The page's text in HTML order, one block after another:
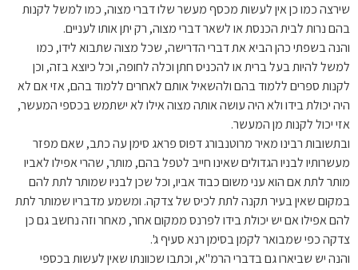
שירצה כמו כן אין לעשות מכסף מעשר שלו דברי מצוה, כמו למשל לקנות
בהם נרות לבית הכנסת או לשאר דברי מצוה, רק יתן אותו לעניים.
והנה בשפתי כהן הביא את דברי הדרישה, שכל מצוה שתבוא לידו, כמו
למשל להיות בעל ברית או להכניס חתן וכלה לחופה, וכל כיוצא בזה, וכן
לקנות ספרים ללמוד בהם ולהשאיל אותם לאחרים ללמוד בהם, אזי אם לא
היה יכולת בידו ולא היה עושה אותה מצוה אילו לא ישתמש בכספי המעשר,
אזי יכול לקנות מן המעשר.
ובתשובות רבינו מאיר מרוטנבורג דפוס פראג סימן עה כתב, שאם מפזר
מעשרותיו לבניו הגדולים שאינו חייב לטפל בהם, מותר, שהרי אפילו לאביו
מותר לתת אם הוא עני משום כבוד אביו, וכל שכן לבניו שמותר לתת להם
במקום שאין בעיר תקנה לתת לכיס של צדקה. ומשמע מדבריו שמותר לתת
להם אפילו אם יש יכולת בידו לפרנס ממקום אחר, מאחר וזה נחשב גם כן
צדקה כפי שמבואר לקמן בסימן רנא סעיף ג'.
והנה יש שביארו גם בדברי הרמ"א, וכתבו שכוונתו שאין לעשות בכספי